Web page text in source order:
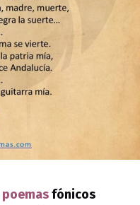
poemasfónicos